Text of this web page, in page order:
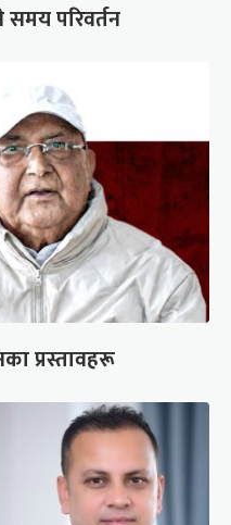
परिवर्तन
प्रस्तावहरू